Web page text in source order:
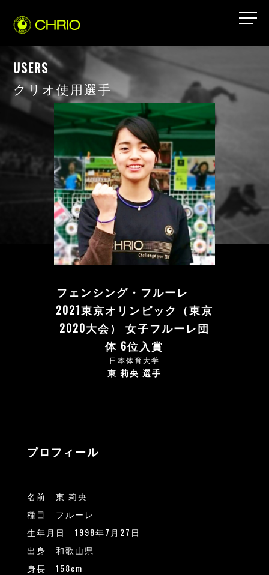
USERS
クリオ使用選手
フェンシング・フルーレ
2021東京オリンピック（東京
2020大会） 女子フルーレ団
体 6位入賞
日本体育大学
東 莉央 選手
プロフィール
名前 東 莉央
種目 フルーレ
生年月日 1998年7月27日
出身 和歌山県
身長 158cm